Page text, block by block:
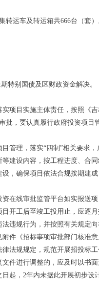
转运车及转运箱共666台（套
特别国债及区财政资金解决。
实项目实施主体责任，按照《
批，要认真履行政府投资项
管理，落实“四制”相关要求
建设内容，按工程进度、合
，确保项目依法合规按期建
在线审批监管平台如实报送
开工后至竣工投用止，应逐
违规行为，并按照有关规定向
件《招标事项审批部门核准意
法规规定，规范开展招投标工
件进行调整的，应及时以书
起，2年内未据此开展初步设